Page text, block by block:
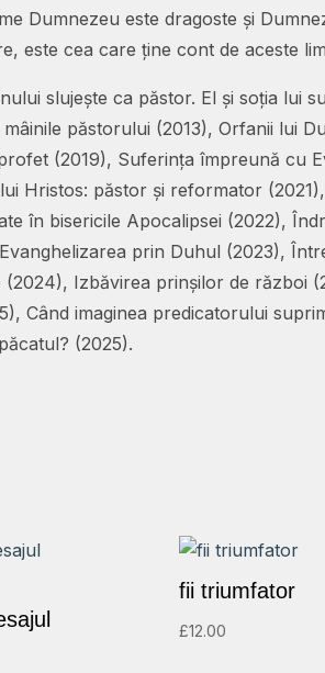
Dumnezeu este dragoste și
este cea care ține cont de aceste
slujește ca păstor. El și soția lui
păstorului (2013), Orfanii lui
(2019), Suferința împreună cu
Hristos: păstor și reformator
în bisericile Apocalipsei (2022),
prin Duhul (2023),
Izbăvirea prinșilor de război
Când imaginea predicatorului
(2025).
fii triumfator
£12.00